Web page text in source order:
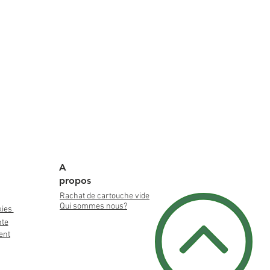
A
propos
Rachat de cartouche vide
Qui sommes nous?